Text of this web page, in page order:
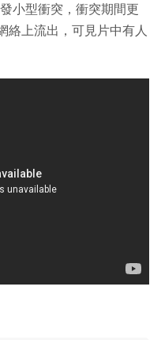
小型衝突，衝突期間更
絡上流出，可見片中有人